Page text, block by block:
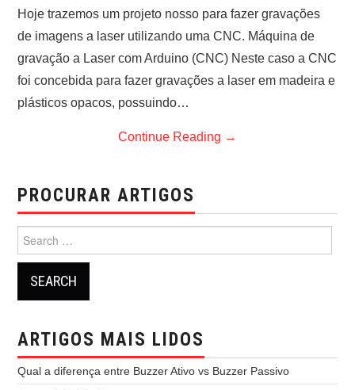
Hoje trazemos um projeto nosso para fazer gravações
de imagens a laser utilizando uma CNC. Máquina de
gravação a Laser com Arduino (CNC) Neste caso a CNC
foi concebida para fazer gravações a laser em madeira e
plásticos opacos, possuindo…
Continue Reading →
PROCURAR ARTIGOS
Search
for:
ARTIGOS MAIS LIDOS
Qual a diferença entre Buzzer Ativo vs Buzzer Passivo